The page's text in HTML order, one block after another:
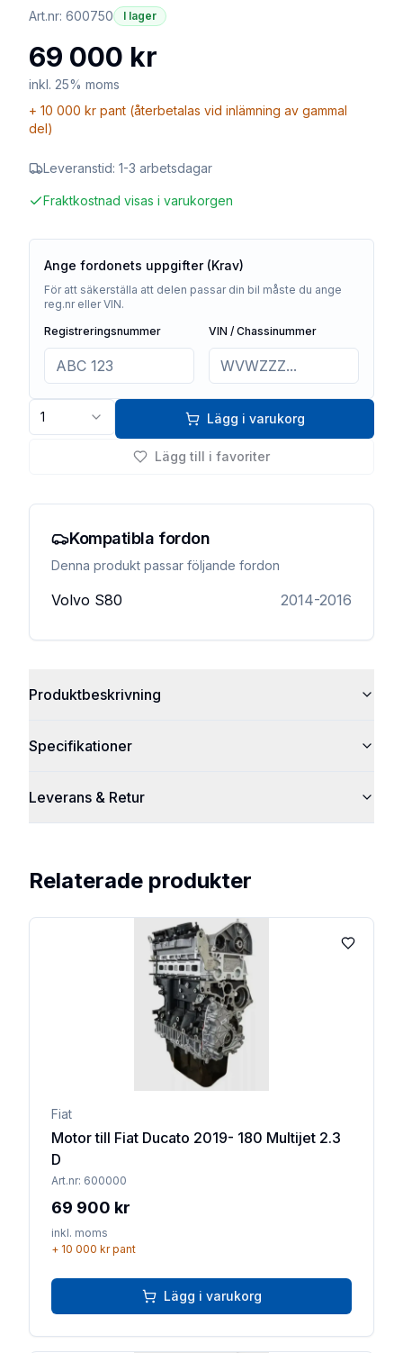
Art.nr: 600750 I lager
69 000 kr
inkl. 25% moms
+ 10 000 kr pant (återbetalas vid inlämning av gammal
del)
Leveranstid: 1-3 arbetsdagar
Fraktkostnad visas i varukorgen
Ange fordonets uppgifter (Krav)
För att säkerställa att delen passar din bil måste du ange
reg.nr eller VIN.
Registreringsnummer
VIN / Chassinummer
1 Lägg i varukorg
Lägg till i favoriter
Kompatibla fordon
Denna produkt passar följande fordon
Volvo S80 2014-2016
Produktbeskrivning
Specifikationer
Leverans & Retur
Relaterade produkter
Lägg till
Fiat
Motor till Fiat Ducato 2019- 180 Multijet 2.3
D
Art.nr: 600000
69 900 kr
inkl. moms
+ 10 000 krpant
Lägg i varukorg